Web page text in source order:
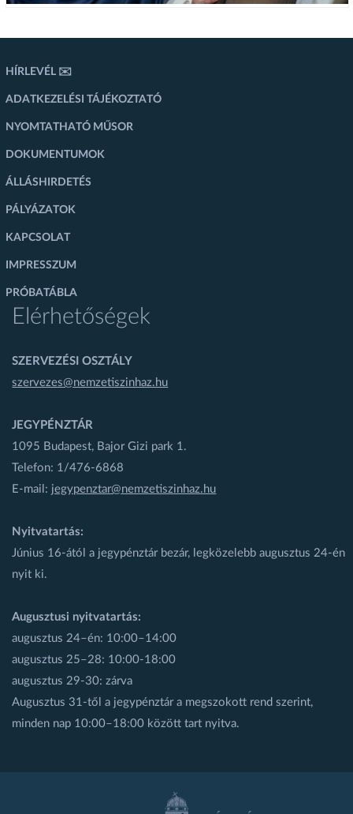
HÍRLEVÉL ✉️
ADATKEZELÉSI TÁJÉKOZTATÓ
NYOMTATHATÓ MŰSOR
DOKUMENTUMOK
ÁLLÁSHIRDETÉS
PÁLYÁZATOK
KAPCSOLAT
IMPRESSZUM
PRÓBATÁBLA
Elérhetőségek
SZERVEZÉSI OSZTÁLY
szervezes@nemzetiszinhaz.hu
JEGYPÉNZTÁR
1095 Budapest, Bajor Gizi park 1.
Telefon: 1/476-6868
E-mail: jegypenztar@nemzetiszinhaz.hu
Nyitvatartás:
Június 16-ától a jegypénztár bezár, legközelebb augusztus 24-én
nyit ki.
Augusztusi nyitvatartás:
augusztus 24–én: 10:00–14:00
augusztus 25–28: 10:00-18:00
augusztus 29-30: zárva
Augusztus 31-től a jegypénztár a megszokott rend szerint,
minden nap 10:00–18:00 között tart nyitva.